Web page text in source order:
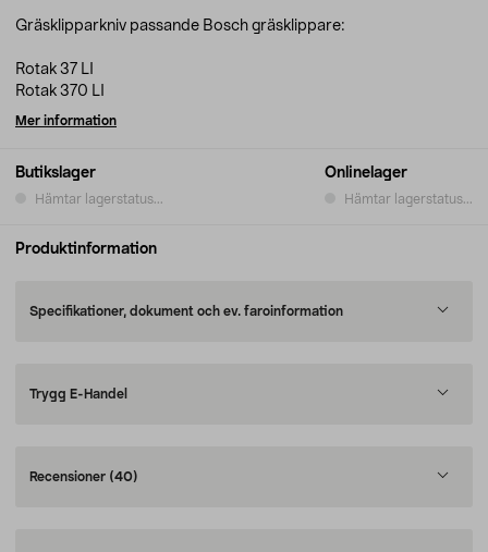
Butikslager
Hämtar lagerstatus...
Onlinelager
Hämtar lagerstatus...
Gräsklipparkniv passande Bosch gräsklippare:
Rotak 37 LI
Rotak 370 LI
Mer information
Produktinformation
Specifikationer, dokument och ev. faroinformation
Trygg E-Handel
Recensioner (40)